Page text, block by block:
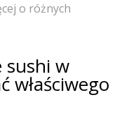
o różnych
sushi w
właściwego